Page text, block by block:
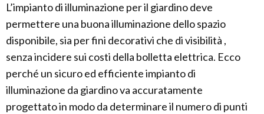
L’impianto di illuminazione per il giardino deve
permettere una buona illuminazione dello spazio
disponibile, sia per fini decorativi che di visibilità ,
senza incidere sui costi della bolletta elettrica. Ecco
perché un sicuro ed efficiente impianto di
illuminazione da giardino va accuratamente
progettato in modo da determinare il numero di punti